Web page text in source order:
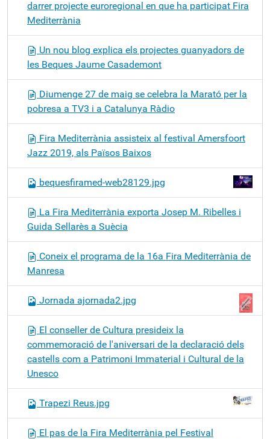
darrer projecte euroregional en que ha participat Fira
Mediterrània
Un nou blog explica els projectes guanyadors de
les Beques Jaume Casademont
Diumenge 27 de maig se celebra la Marató per la
pobresa a TV3 i a Catalunya Ràdio
Fira Mediterrània assisteix al festival Amersfoort
Jazz 2019, als Països Baixos
bequesfiramed-web28129.jpg
La Fira Mediterrània exporta Josep M. Ribelles i
Guida Sellarès a Suècia
Coneix el programa de la 16a Fira Mediterrània de
Manresa
Jornada ajornada2.jpg
El conseller de Cultura presideix la
commemoració de l'aniversari de la declaració dels
castells com a Patrimoni Immaterial i Cultural de la
Unesco
Trapezi Reus.jpg
El pas de la Fira Mediterrània pel Festival